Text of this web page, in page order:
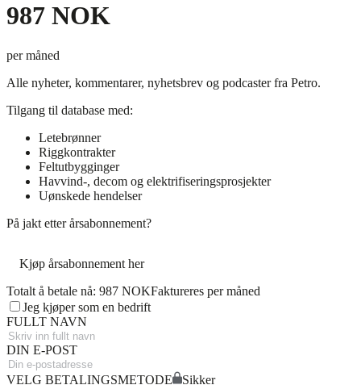
987 NOK
per måned
Alle nyheter, kommentarer, nyhetsbrev og podcaster fra Petro.
Tilgang til database med:
Letebrønner
Riggkontrakter
Feltutbygginger
Havvind-, decom og elektrifiseringsprosjekter
Uønskede hendelser
På jakt etter årsabonnement?
Kjøp årsabonnement her
Totalt å betale nå: 987 NOKFaktureres per måned
Jeg kjøper som en bedrift
FULLT NAVN
DIN E-POST
VELG BETALINGSMETODE Sikker